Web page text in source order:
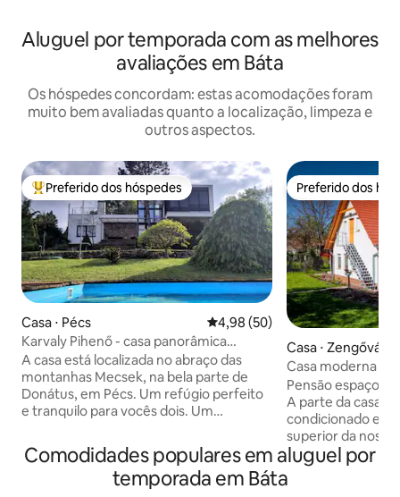
Aluguel por temporada com as melhores
avaliações em Báta
Os hóspedes concordam: estas acomodações foram
muito bem avaliadas quanto a localização, limpeza e
outros aspectos.
Entre os melhores preferidos dos hóspedes
Preferido dos hóspedes
Casa ⋅ Pécs 4,98 de uma avaliação média
4,98 (50)
Karvaly Pihenő - casa panorâmica
privada
A casa está localizada no abraço das
montanhas Mecsek, na bela parte de
Donátus, em Pécs. Um refúgio perfeito
e tranquilo para vocês dois. Um
nos espaços amplos e no magnífico
panorama da casa. O centro da cidade
está perto, com todas as suas
Preferido dos
Preferido dos
Casa ⋅
Casa moderna e
Pensão
A parte da casa
condicionado
superior da nossa
sua própria
térreo da casa.
jardim com
Comodidades populares em aluguel por
temporada em Báta